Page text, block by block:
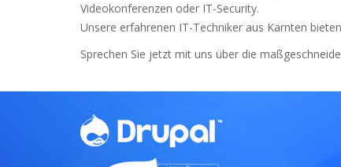
Videokonferenzen oder IT-Security.
Unsere erfahrenen IT-Techniker aus Kärnten
Sprechen Sie jetzt mit uns über die